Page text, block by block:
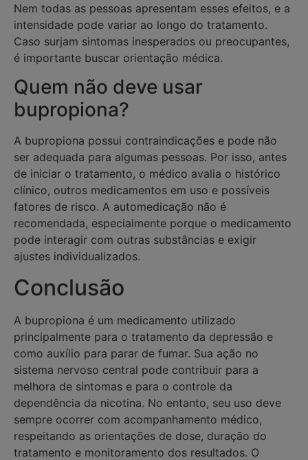
Nem todas as pessoas apresentam esses efeitos, e a
intensidade pode variar ao longo do tratamento.
Caso surjam sintomas inesperados ou preocupantes,
é importante buscar orientação médica.
Quem não deve usar
bupropiona?
A bupropiona possui contraindicações e pode não
ser adequada para algumas pessoas. Por isso, antes
de iniciar o tratamento, o médico avalia o histórico
clínico, outros medicamentos em uso e possíveis
fatores de risco. A automedicação não é
recomendada, especialmente porque o medicamento
pode interagir com outras substâncias e exigir
ajustes individualizados.
Conclusão
A bupropiona é um medicamento utilizado
principalmente para o tratamento da depressão e
como auxílio para parar de fumar. Sua ação no
sistema nervoso central pode contribuir para a
melhora de sintomas e para o controle da
dependência da nicotina. No entanto, seu uso deve
sempre ocorrer com acompanhamento médico,
respeitando as orientações de dose, duração do
tratamento e monitoramento dos resultados. O